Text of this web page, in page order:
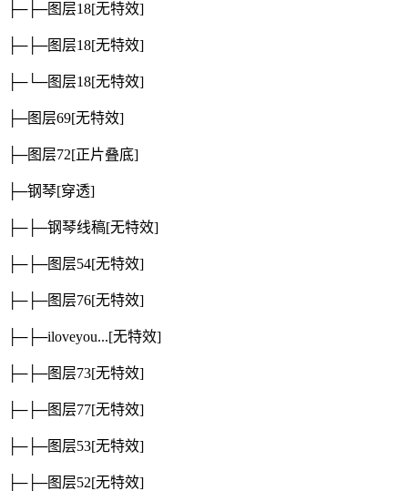
├─├─图层18[无特效]
├─├─图层18[无特效]
├─└─图层18[无特效]
├─图层69[无特效]
├─图层72[正片叠底]
├─钢琴[穿透]
├─├─钢琴线稿[无特效]
├─├─图层54[无特效]
├─├─图层76[无特效]
├─├─iloveyou...[无特效]
├─├─图层73[无特效]
├─├─图层77[无特效]
├─├─图层53[无特效]
├─├─图层52[无特效]